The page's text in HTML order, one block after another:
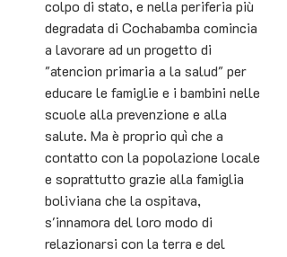
colpo di stato, e nella periferia più
degradata di Cochabamba comincia
a lavorare ad un progetto di
"atencion primaria a la salud" per
educare le famiglie e i bambini nelle
scuole alla prevenzione e alla
salute. Ma è proprio quì che a
contatto con la popolazione locale
e soprattutto grazie alla famiglia
boliviana che la ospitava,
s'innamora del loro modo di
relazionarsi con la terra e del